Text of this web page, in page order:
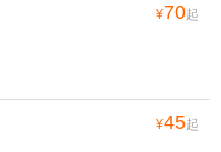
¥70起
¥45起